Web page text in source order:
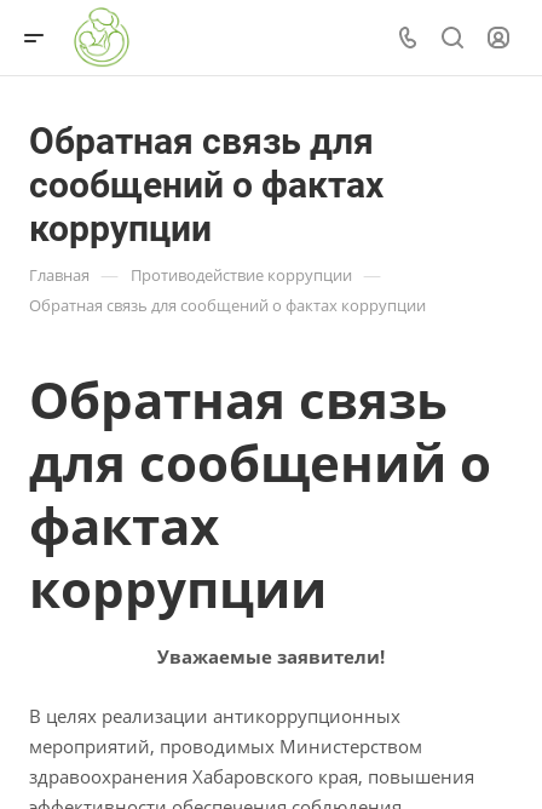
Обратная связь для
сообщений о фактах
коррупции
Главная — Противодействие коррупции —
Обратная связь для сообщений о фактах коррупции
Обратная связь
для сообщений о
фактах
коррупции
Уважаемые заявители!
В целях реализации антикоррупционных
мероприятий, проводимых Министерством
здравоохранения Хабаровского края, повышения